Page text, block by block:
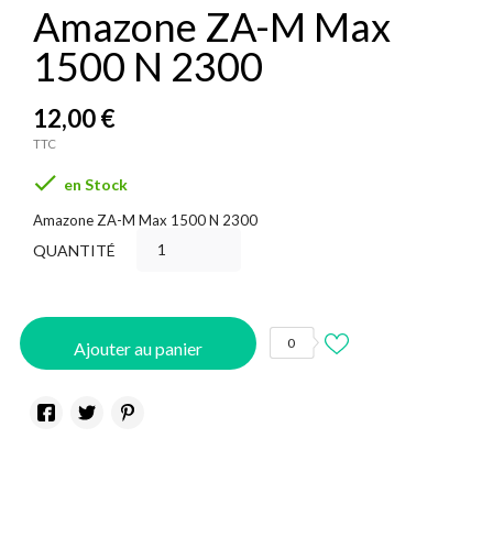
Amazone ZA-M Max
1500 N 2300
12,00 €
TTC
 en Stock
Amazone ZA-M Max 1500 N 2300
QUANTITÉ
Ajouter au panier 0